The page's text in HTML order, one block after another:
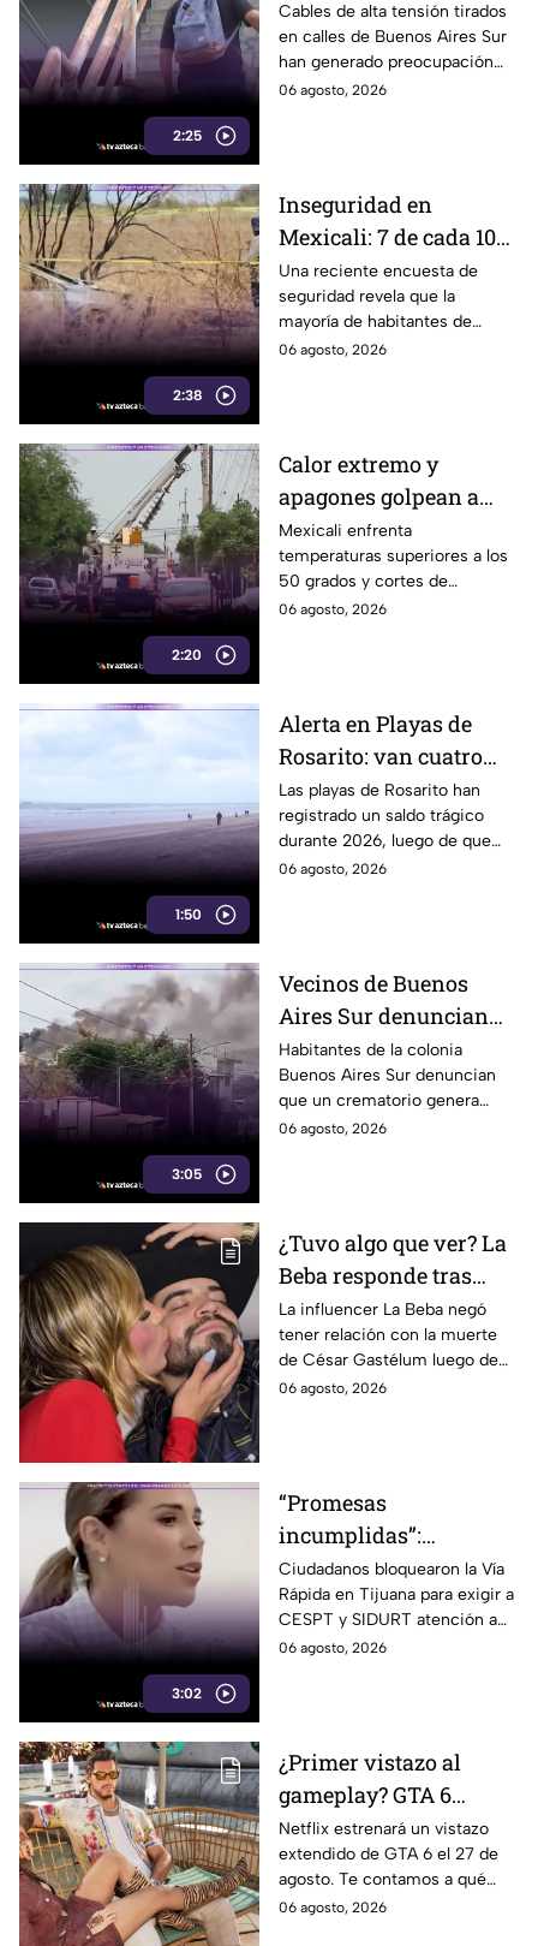
2:25
Buenos Aires Sur
representan un riesgo
para peatones en
Tijuana
Cables de alta tensión tirados
en calles de Buenos Aires Sur
han generado preocupación
entre vecinos, luego de que un
06 agosto, 2026
2:38
Inseguridad en
Mexicali: 7 de cada 10
habitantes sienten
temor de vivir en la
capital cachanilla
Una reciente encuesta de
seguridad revela que la
mayoría de habitantes de
Mexicali mantiene una
06 agosto, 2026
2:20
Calor extremo y
apagones golpean a
Mexicali; cachanillas
enfrentan riesgos por
falta de electricidad
Mexicali enfrenta
temperaturas superiores a los
50 grados y cortes de
electricidad que generan
06 agosto, 2026
1:50
Alerta en Playas de
Rosarito: van cuatro
ahogados en playas en
lo que va del año
Las playas de Rosarito han
registrado un saldo trágico
durante 2026, luego de que
cuatro personas perdieran la
06 agosto, 2026
3:05
Vecinos de Buenos
Aires Sur denuncian
humo y fuertes olores
de crematorio que
entran a sus casas
Habitantes de la colonia
Buenos Aires Sur denuncian
que un crematorio genera
humo y fuertes olores que
06 agosto, 2026
¿Tuvo algo que ver? La
Beba responde tras
señalamientos por la
muerte de César
Gastélum
La influencer La Beba negó
tener relación con la muerte
de César Gastélum luego de
recibir críticas y
06 agosto, 2026
3:02
“Promesas
incumplidas”:
bloquean la Vía Rápida
y reclaman obras
pendientes durante
gobierno de Marina del
Ciudadanos bloquearon la Vía
Rápida en Tijuana para exigir a
CESPT y SIDURT atención a
obras de agua y pavimentación
06 agosto, 2026
¿Primer vistazo al
gameplay? GTA 6
prepara un nuevo
tráiler extendido para
sus fans en Netflix
Netflix estrenará un vistazo
extendido de GTA 6 el 27 de
agosto. Te contamos a qué
hora verlo en Baja California,
06 agosto, 2026